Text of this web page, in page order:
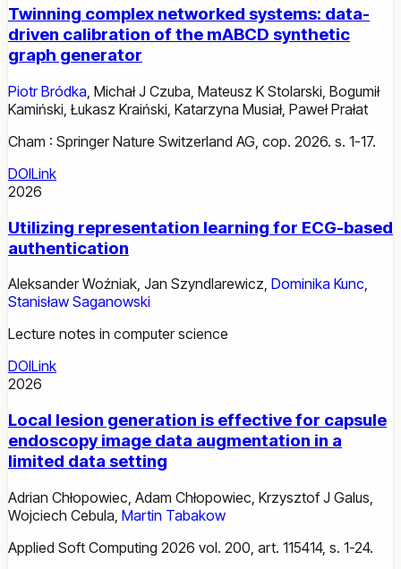
Twinning complex networked systems: data-
driven calibration of the mABCD synthetic
graph generator
Piotr Bródka Michał J Czuba Mateusz K Stolarski Bogumił
Kamiński Łukasz Kraiński Katarzyna Musiał, Paweł Prałat
Cham : Springer Nature Switzerland AG, cop. 2026. s. 1-17.
DOILink
2026
Utilizing representation learning for ECG-based
authentication
Aleksander Woźniak, Jan Szyndlarewicz, Dominika Kunc,
Stanisław Saganowski
Lecture notes in computer science
DOILink
2026
Local lesion generation is effective for capsule
endoscopy image data augmentation in a
limited data setting
Adrian Chłopowiec Adam Chłopowiec Krzysztof J Galus
Wojciech Cebula Martin Tabakow
Applied Soft Computing 2026 vol. 200, art. 115414, s. 1-24.